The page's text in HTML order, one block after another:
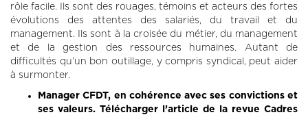
rôle facile. Ils sont des rouages, témoins et acteurs des fortes
évolutions des attentes des salariés, du travail et du
management. Ils sont à la croisée du métier, du management
et de la gestion des ressources humaines. Autant de
difficultés qu’un bon outillage, y compris syndical, peut aider
à surmonter.
Manager CFDT, en cohérence avec ses convictions et
ses valeurs. Télécharger l’article de la revue Cadres